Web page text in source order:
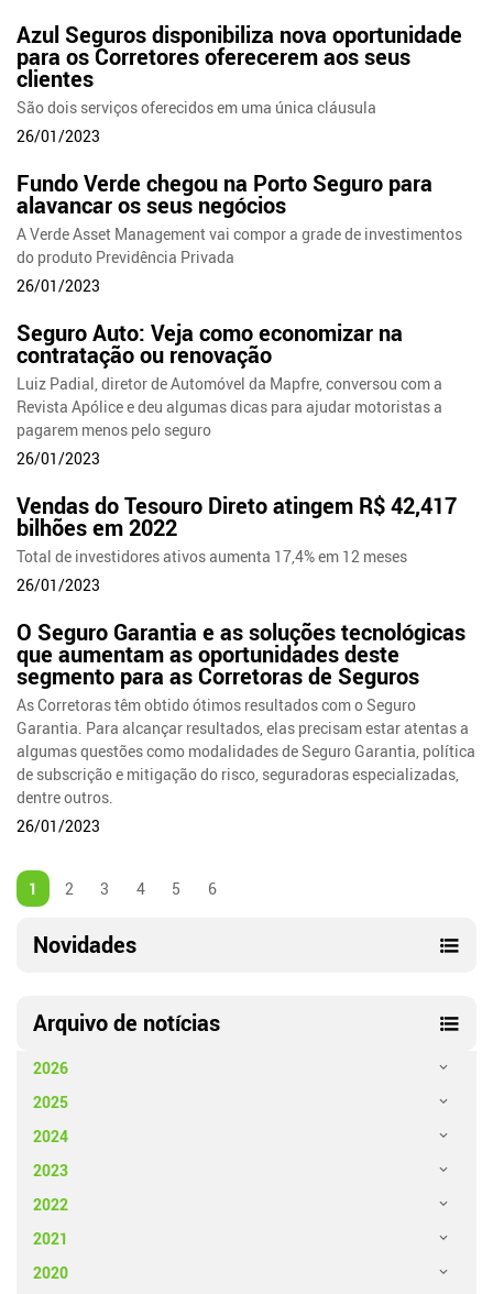
Azul Seguros disponibiliza nova oportunidade
para os Corretores oferecerem aos seus
clientes
São dois serviços oferecidos em uma única cláusula
26/01/2023
Fundo Verde chegou na Porto Seguro para
alavancar os seus negócios
A Verde Asset Management vai compor a grade de investimentos
do produto Previdência Privada
26/01/2023
Seguro Auto: Veja como economizar na
contratação ou renovação
Luiz Padial, diretor de Automóvel da Mapfre, conversou com a
Revista Apólice e deu algumas dicas para ajudar motoristas a
pagarem menos pelo seguro
26/01/2023
Vendas do Tesouro Direto atingem R$ 42,417
bilhões em 2022
Total de investidores ativos aumenta 17,4% em 12 meses
26/01/2023
O Seguro Garantia e as soluções tecnológicas
que aumentam as oportunidades deste
segmento para as Corretoras de Seguros
As Corretoras têm obtido ótimos resultados com o Seguro
Garantia. Para alcançar resultados, elas precisam estar atentas a
algumas questões como modalidades de Seguro Garantia, política
de subscrição e mitigação do risco, seguradoras especializadas,
dentre outros.
26/01/2023
1 2 3 4 5 6
Novidades
Arquivo de notícias
2026
2025
2024
2023
2022
2021
2020